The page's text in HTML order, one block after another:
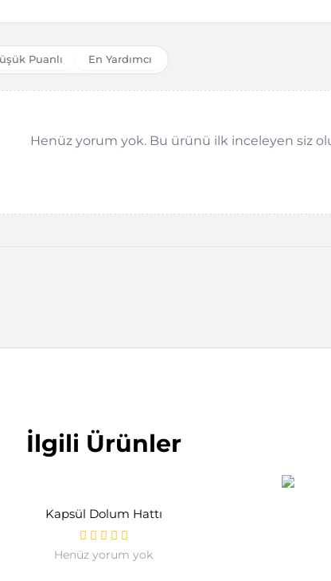
Puanlı En Yardımcı
Henüz yorum yok. Bu ürünü ilk inceleyen siz
İlgili Ürünler
Kapsül Dolum Hattı
Henüz yorum yok